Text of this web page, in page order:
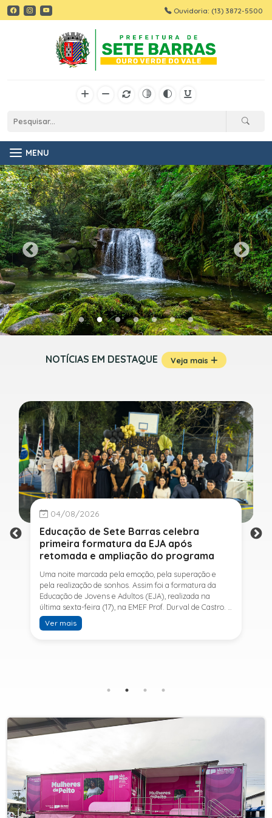
Ouvidoria: (13) 3872-5500
MENU
NOTÍCIAS EM DESTAQUE Veja mais
04/08/2026
Educação de Sete Barras celebra
primeira formatura da EJA após
retomada e ampliação do programa
Uma noite marcada pela emoção, pela superação e
pela realização de sonhos. Assim foi a formatura da
Educação de Jovens e Adultos (EJA), realizada na
última sexta-feira (17), na EMEF Prof. Durval de Castro. A
cerimônia celebrou a conclusão dos estudos de 53
alunos e entrou para a história ao marcar a primeira
SESI, ampliando o acesso à educação e oferecendo uma
retomar os estudos.A última turma da Educação de
Jovens e Adultos formada pelo município foi em 2016,
oferecida em Sete Barras e, a partir de agosto de 2025,
passou por uma importante ampliação. Em parceria
com o SESI, a Prefeitura passou a disponibilizar também
o Ensino Fundamental II (6º ao 9º ano) e o Ensino
Médio, ampliando significativamente as oportunidades
para que jovens e adultos concluam sua formação.A
Ver mais